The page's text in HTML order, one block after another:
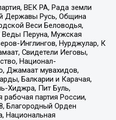
ВЕК РА, Рада земли
Державы Русь, Община
Веси Беловодья,
Перуна, Мужская
Инглингов, Нурджулар, К
Свидетели Иеговы,
Национал-
Джамаат мувахидов,
Балкарии и Карачая,
Хиджра, Пит Буль,
партия России,
Благородный Орден
Национальная